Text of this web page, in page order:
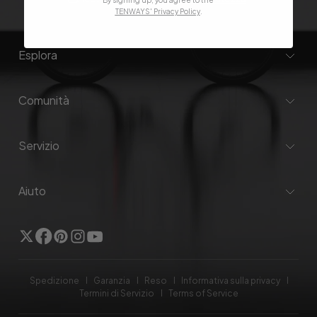
Esplora
Comunità
Servizio
Aiuto
TwitterFacebook
Pinterest
Instagram
YouTube
Spedizione Garanzia Reso
Informativa sulla privacy
Termini di Servizio
Terms of Service
TENWAYS' Privacy Policy.